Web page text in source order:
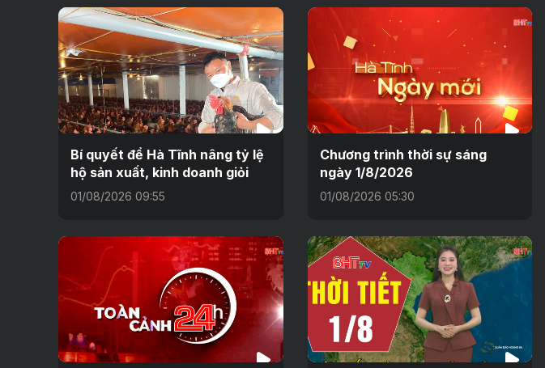
Bí quyết để Hà Tĩnh nâng tỷ lệ
hộ sản xuất, kinh doanh giỏi
01/08/2026 09:55
Chương trình thời sự sáng
ngày 1/8/2026
01/08/2026 05:30